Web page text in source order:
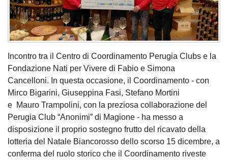
Incontro tra il Centro di Coordinamento Perugia Clubs e la
Fondazione Nati per Vivere di Fabio e Simona
Cancelloni. In questa occasione, il Coordinamento - con
Mirco Bigarini, Giuseppina Fasi, Stefano Mortini
e Mauro Trampolini, con la preziosa collaborazione del
Perugia Club “Anonimi” di Magione - ha messo a
disposizione il proprio sostegno frutto del ricavato della
lotteria del Natale Biancorosso dello scorso 15 dicembre, a
conferma del ruolo storico che il Coordinamento riveste